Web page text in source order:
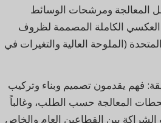
المعالجة ومرشحات الوسائط
العكسي الكاملة المصممة لظروف
(الملوحة العالية والتغيرات في
فهم يقدمون تصميم وبناء وتركيب
المعالجة حسب الطلب، وغالباً
الشراكة بين القطاعين العام والخاص